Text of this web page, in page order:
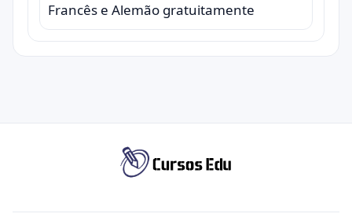
Francês e Alemão gratuitamente